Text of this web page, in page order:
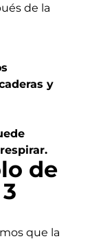
de la
y
de
que la